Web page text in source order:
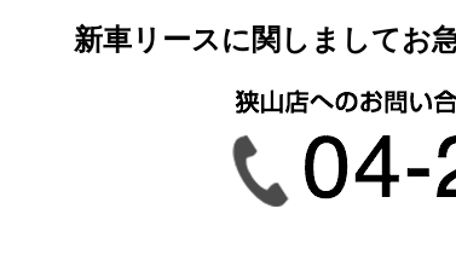
新車リースに関しましてお